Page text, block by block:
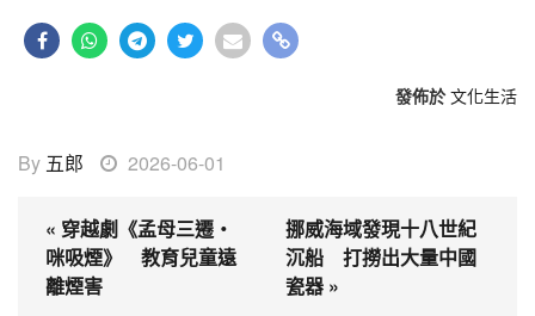
發佈於 文化生活
By 五郎 2026-06-01
« 穿越劇《孟母三遷・
咪吸煙》 教育兒童遠
離煙害
挪威海域發現十八世紀
沉船 打撈出大量中國
瓷器 »